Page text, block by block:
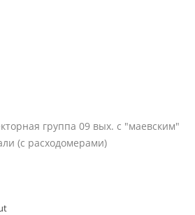
группа 09 вых. с "маевским"
(с расходомерами)